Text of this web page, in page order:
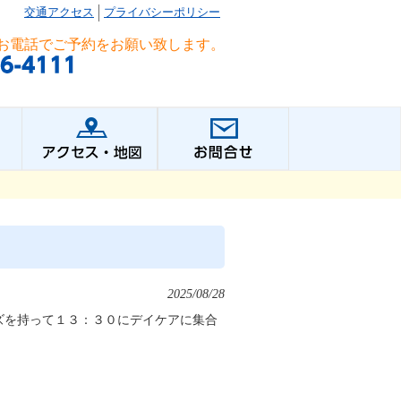
交通アクセス プライバシーポリシー
電話でご予約をお願い致します。
2025/08/28
持って１３：３０にデイケアに集合